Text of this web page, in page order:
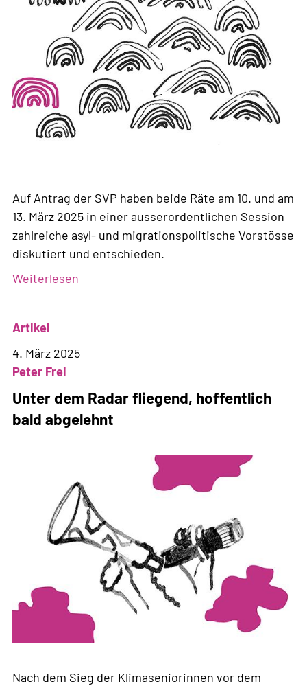
Auf Antrag der SVP haben beide Räte am 10. und am
13. März 2025 in einer ausserordentlichen Session
zahlreiche asyl- und migrationspolitische Vorstösse
diskutiert und entschieden.
Weiterlesen
Session
Artikel
4. März 2025
Peter Frei
Unter dem Radar fliegend, hoffentlich
bald abgelehnt
Nach dem Sieg der Klimaseniorinnen vor dem